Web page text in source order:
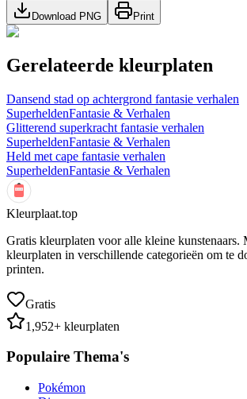
Download PNG Print
Gerelateerde kleurplaten
Dansend stad op achtergrond fantasie verhalen
SuperheldenFantasie & Verhalen
Glitterend superkracht fantasie verhalen
SuperheldenFantasie & Verhalen
Held met cape fantasie verhalen
SuperheldenFantasie & Verhalen
Kleurplaat.top
Gratis kleurplaten voor alle kleine kunstenaars.
kleurplaten in verschillende categorieën om te
printen.
Gratis
1,952+ kleurplaten
Populaire Thema's
Pokémon